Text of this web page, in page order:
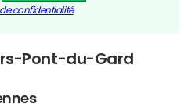
confidentialité
Pont-du-Gard